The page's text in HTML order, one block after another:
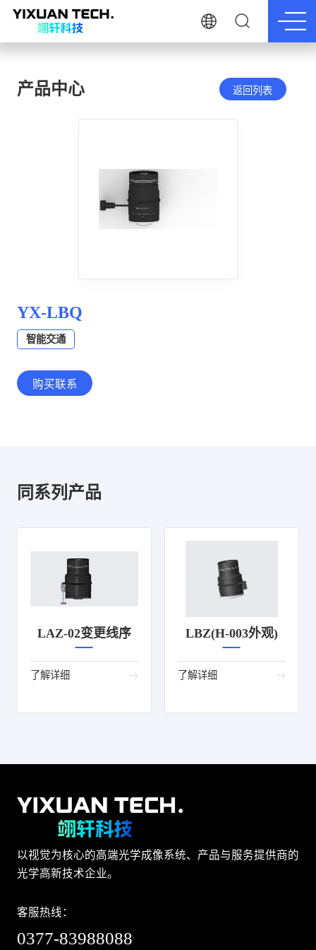
产品中心 返回列表
YX-LBQ
智能交通
购买联系
同系列产品
LAZ-02变更线序
了解详细
LBZ(H-003外观)
了解详细
以视觉为核心的高端光学成像系统、产品与服务提供商的
光学高新技术企业。
客服热线：
0377-83988088